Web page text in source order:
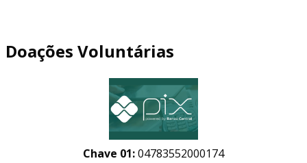
Doações Voluntárias
Chave 01:04783552000174